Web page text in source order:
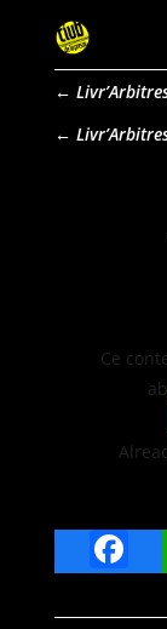
←
Ce